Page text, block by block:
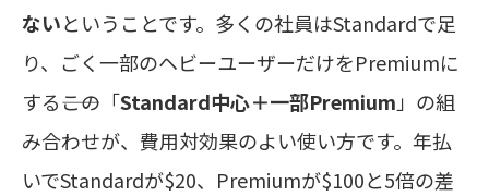
ないということです。多くの社員はStandardで足
り、ごく一部のヘビーユーザーだけをPremiumに
する――この「Standard中心＋一部Premium」の組
み合わせが、費用対効果のよい使い方です。年払
いでStandardが$20、Premiumが$100と5倍の差